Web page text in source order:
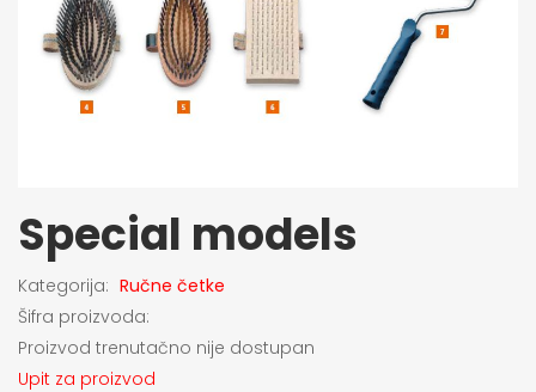
Special models
Kategorija: Ručne četke
Šifra proizvoda:
Proizvod trenutačno nije dostupan
Upit za proizvod